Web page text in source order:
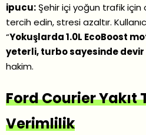
ipucu: Şehir içi yoğun trafik için
tercih edin, stresi azaltır.
“Yokuşlarda 1.0L EcoBoost
yeterli, turbo sayesinde
hakim.
Ford Courier Yakıt
Verimlilik